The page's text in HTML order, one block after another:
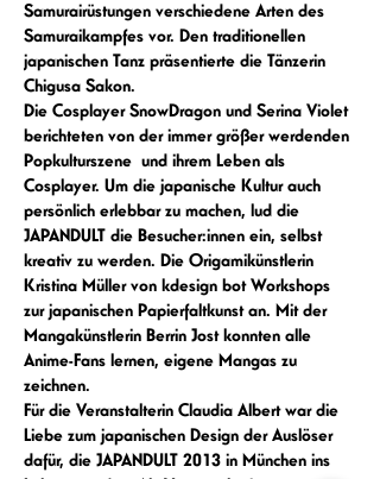
Samurairüstungen verschiedene Arten des
Samuraikampfes vor. Den traditionellen
japanischen Tanz präsentierte die Tänzerin
Chigusa Sakon.
Die Cosplayer SnowDragon und Serina Violet
berichteten von der immer größer werdenden
Popkulturszene  und ihrem Leben als
Cosplayer. Um die japanische Kultur auch
persönlich erlebbar zu machen, lud die
JAPANDULT die Besucher:innen ein, selbst
kreativ zu werden. Die Origamikünstlerin
Kristina Müller von kdesign bot Workshops
zur japanischen Papierfaltkunst an. Mit der
Mangakünstlerin Berrin Jost konnten alle
Anime-Fans lernen, eigene Mangas zu
zeichnen.
Für die Veranstalterin Claudia Albert war die
Liebe zum japanischen Design der Auslöser
dafür, die JAPANDULT 2013 in München ins